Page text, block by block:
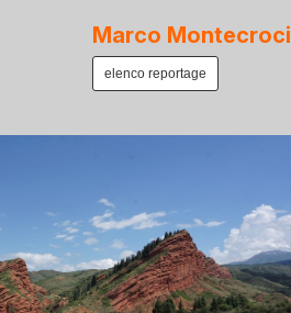
Marco Montecroci